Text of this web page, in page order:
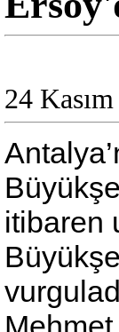
24
itibaren